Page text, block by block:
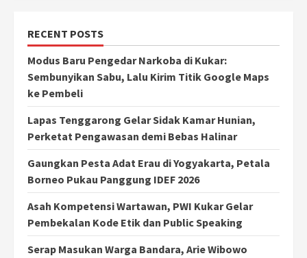
RECENT POSTS
Modus Baru Pengedar Narkoba di Kukar:
Sembunyikan Sabu, Lalu Kirim Titik Google Maps
ke Pembeli
Lapas Tenggarong Gelar Sidak Kamar Hunian,
Perketat Pengawasan demi Bebas Halinar
Gaungkan Pesta Adat Erau di Yogyakarta, Petala
Borneo Pukau Panggung IDEF 2026
Asah Kompetensi Wartawan, PWI Kukar Gelar
Pembekalan Kode Etik dan Public Speaking
Serap Masukan Warga Bandara, Arie Wibowo